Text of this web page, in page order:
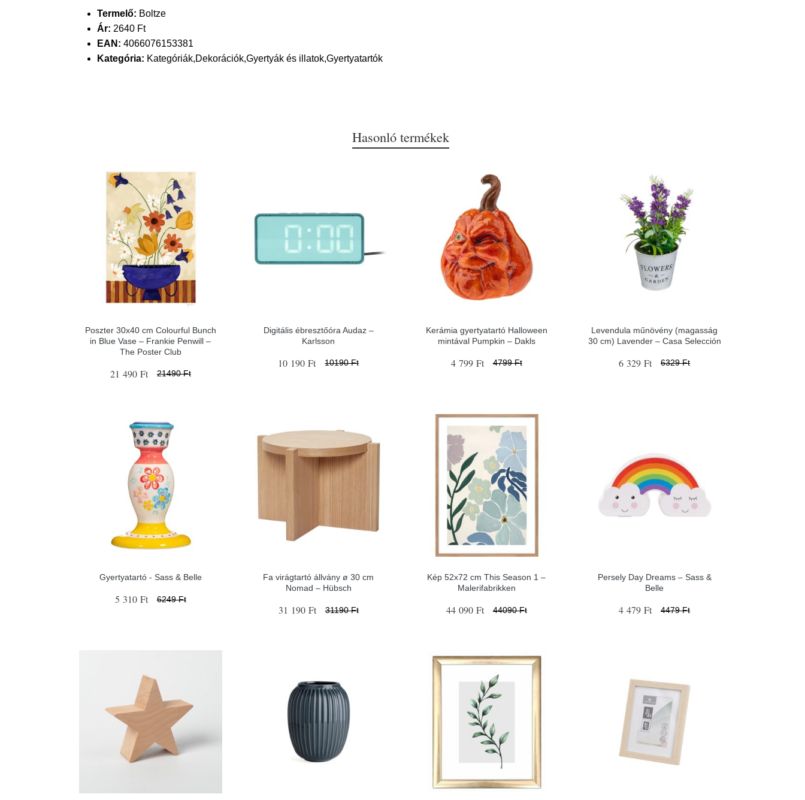
Termelő: Boltze
Ár: 2640 Ft
EAN: 4066076153381
Kategória: Kategóriák,Dekorációk,Gyertyák és illatok,Gyertyatartók
Hasonló termékek
Poszter 30x40 cm Colourful Bunch
in Blue Vase – Frankie Penwill –
The Poster Club
21 490 Ft 21490 Ft
Digitális ébresztőóra Audaz –
Karlsson
10 190 Ft 10190 Ft
Kerámia gyertyatartó Halloween
mintával Pumpkin – Dakls
4 799 Ft 4799 Ft
Levendula műnövény (magasság
30 cm) Lavender – Casa Selección
6 329 Ft 6329 Ft
Gyertyatartó - Sass & Belle
5 310 Ft 6249 Ft
Fa virágtartó állvány ø 30 cm
Nomad – Hübsch
31 190 Ft 31190 Ft
Kép 52x72 cm This Season 1 –
Malerifabrikken
44 090 Ft 44090 Ft
Persely Day Dreams – Sass &
Belle
4 479 Ft 4479 Ft